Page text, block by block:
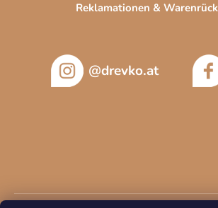
Reklamationen &
@drevko.at